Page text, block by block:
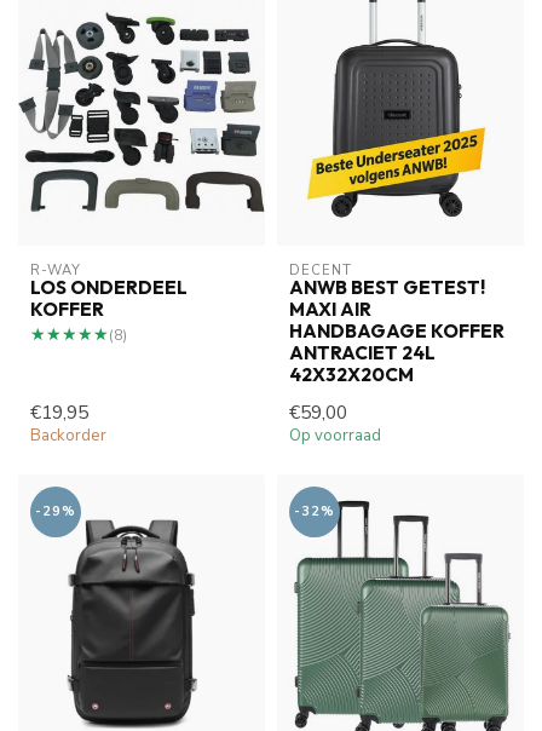
R-WAY
LOS ONDERDEEL
KOFFER
★★★★★
★★★★★(8)
€19,95
Backorder
DECENT
ANWB BEST GETEST!
MAXI AIR
HANDBAGAGE KOFFER
ANTRACIET 24L
42X32X20CM
€59,00
Op voorraad
-29% -32%